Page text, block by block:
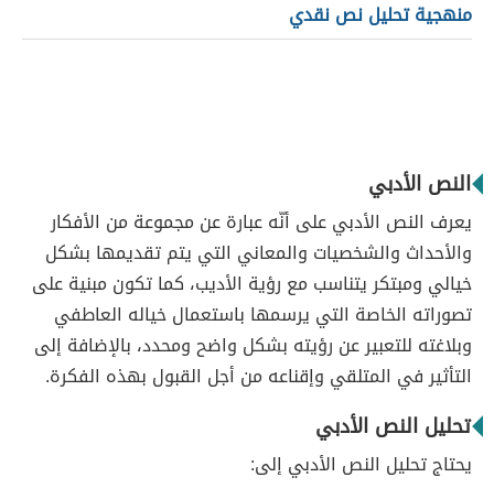
منهجية تحليل نص نقدي
النص الأدبي
يعرف النص الأدبي على أنّه عبارة عن مجموعة من الأفكار
والأحداث والشخصيات والمعاني التي يتم تقديمها بشكل
خيالي ومبتكر يتناسب مع رؤية الأديب، كما تكون مبنية على
تصوراته الخاصة التي يرسمها باستعمال خياله العاطفي
وبلاغته للتعبير عن رؤيته بشكل واضح ومحدد، بالإضافة إلى
التأثير في المتلقي وإقناعه من أجل القبول بهذه الفكرة.
تحليل النص الأدبي
يحتاج تحليل النص الأدبي إلى: